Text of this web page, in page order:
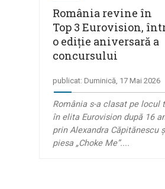
România revine în
Top 3 Eurovision,
o ediție aniversară a
concursului
publicat: Duminică, 17 Mai 2026
România s-a clasat pe locul
în elita Eurovision după 16
prin Alexandra Căpitănescu
piesa „Choke Me”....